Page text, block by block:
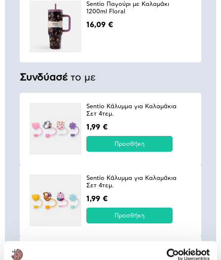
Sentio Παγούρι με Καλαμάκι
1200ml Floral
16,09 €
Συνδύασέ το με
Sentio Κάλυμμα για Καλαμάκια
Σετ 4τεμ.
1,99 €
Προσθήκη
Sentio Κάλυμμα για Καλαμάκια
Σετ 4τεμ.
1,99 €
Προσθήκη
Sentio Κάλυμμα για Καλαμάκια